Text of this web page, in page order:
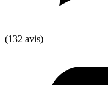
(132 avis)